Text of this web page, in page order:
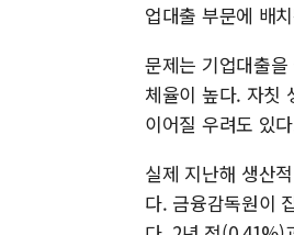
업대출 부문에 배
문제는 기업대출
체율이 높다. 자칫
이어질 우려도 있
실제 지난해 생산
다. 금융감독원이